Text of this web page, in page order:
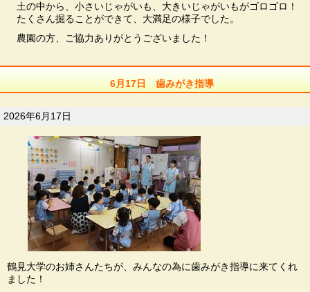
土の中から、小さいじゃがいも、大きいじゃがいもがゴロゴロ！
たくさん掘ることができて、大満足の様子でした。
農園の方、ご協力ありがとうございました！
6月17日 歯みがき指導
2026年6月17日
鶴見大学のお姉さんたちが、みんなの為に歯みがき指導に来てくれ
ました！